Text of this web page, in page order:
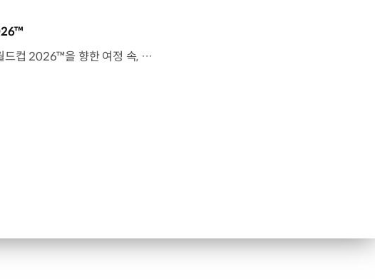
전 세계를 무대로 모두에게 영감을 전하는 49번째 팀.FIFA 월드컵 2026™을 향한 여정 속, 이제 사람들의 시선은 이 어린 스타들에게 향합니다. 자세히 보기 ▶ #Kia #InspirationConnectsUsAll #49thTeam #OMBC #FIFAWorldCup2026 유튜브 쇼츠 보기 >